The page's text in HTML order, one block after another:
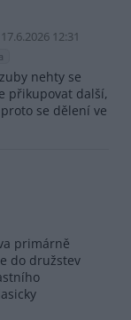
17.6.2026 12:31
nehty se
přikupovat další,
se dělení ve
primárně
do družstev